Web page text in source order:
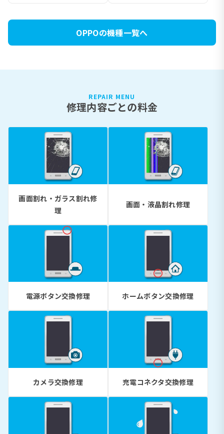
OPPOの機種一覧へ
REPAIR MENU
修理内容ごとの料金
画面割れ・ガラス割れ修
理
画面・液晶割れ修理
電源ボタン交換修理 ホームボタン交換修理
カメラ交換修理 充電コネクタ交換修理